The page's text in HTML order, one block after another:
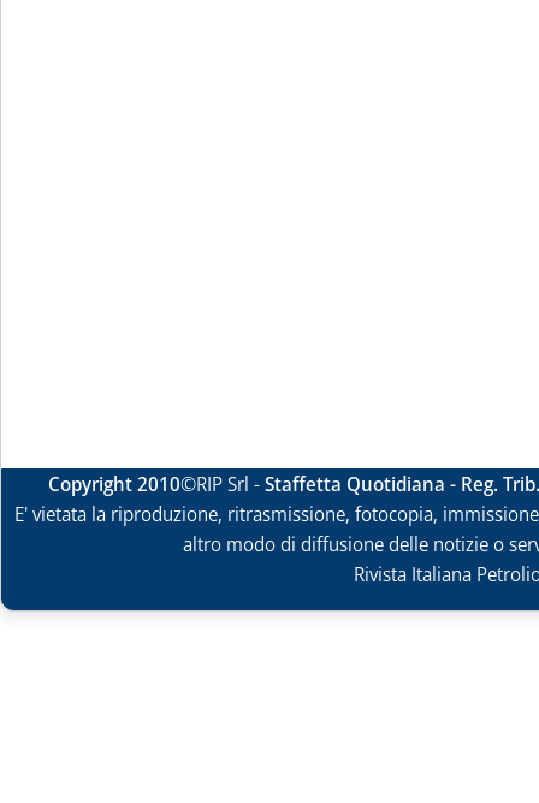
Copyright 2010©RIP Srl -Staffetta Quotidiana - Reg.
E' vietata la riproduzione, ritrasmissione, fotocopia,
altro modo di diffusione delle notizie o
Rivista Italiana